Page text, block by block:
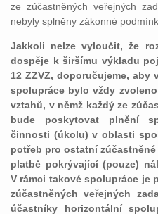
ze zúčastněných veřejných
nebyly splněny zákonné
Jakkoli nelze vyloučit, že
dospěje k širšímu výkladu
12 ZZVZ, doporučujeme, aby
spolupráce bylo vždy
vztahů, v němž každý ze
bude poskytovat plnění
činnosti (úkolu) v oblasti
potřeb pro ostatní
platbě pokrývající (pouze)
V rámci takové spolupráce je
zúčastněných veřejných
účastníky horizontální